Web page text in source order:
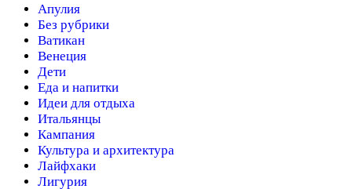
Апулия
Без рубрики
Ватикан
Венеция
Дети
Еда и напитки
Идеи для отдыха
Итальянцы
Кампания
Культура и архитектура
Лайфхаки
Лигурия